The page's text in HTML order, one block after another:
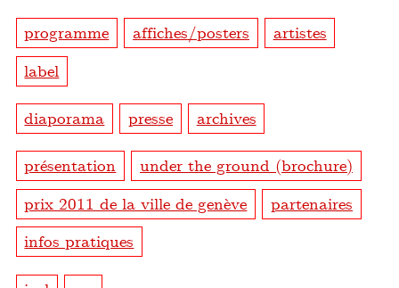
programme affiches/posters
artistes
label
diaporama presse archives
présentation
under the ground (brochure)
prix 2011 de la ville de genève
partenaires
infos pratiques